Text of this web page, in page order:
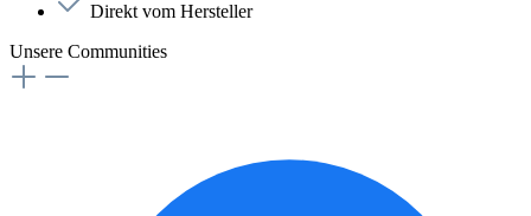
Direkt vom Hersteller
Unsere Communities